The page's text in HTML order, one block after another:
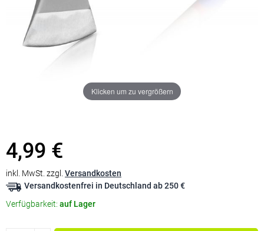
Klicken um zu vergrößern
4,99 €
inkl. MwSt. zzgl. Versandkosten
Versandkostenfrei in Deutschland ab 250 €
Verfügbarkeit: auf Lager